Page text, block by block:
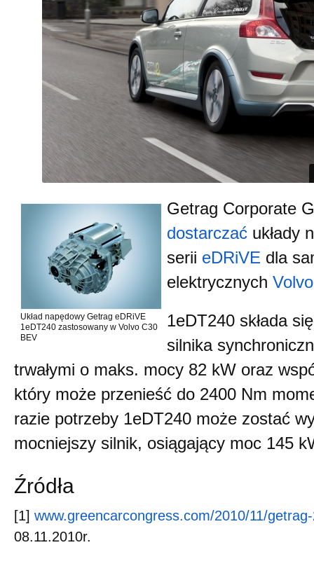
Układ napędowy Getrag eDRiVE
1eDT240 zastosowany w Volvo C30
BEV
Getrag Corporate
dostarczać układy
serii eDRiVE dla
elektrycznych
1eDT240 składa
silnika
trwałymi o maks. mocy 82 kW oraz
który może przenieść do 2400 Nm
razie potrzeby 1eDT240 może zostać
mocniejszy silnik, osiągający moc 145
Źródła
[1] www.greencarcongress.com/2010/11/
08.11.2010r.